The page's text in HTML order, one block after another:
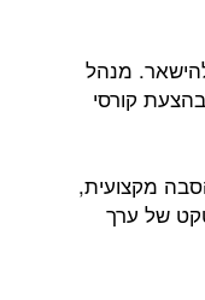
מנהל
קורסי
מקצועית,
של ערך